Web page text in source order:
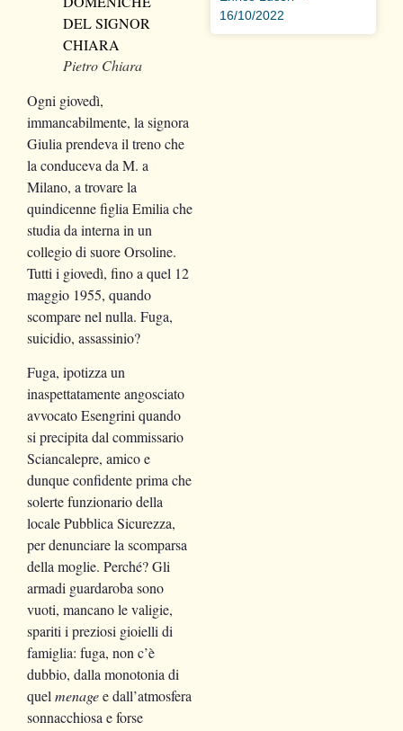
Pietro Chiara
Ogni giovedì,
immancabilmente, la signora
Giulia prendeva il treno che
la conduceva da M. a
Milano, a trovare la
quindicenne figlia Emilia che
studia da interna in un
collegio di suore Orsoline.
Tutti i giovedì, fino a quel 12
maggio 1955, quando
scompare nel nulla. Fuga,
suicidio, assassinio?
Fuga, ipotizza un
inaspettatamente angosciato
avvocato Esengrini quando
si precipita dal commissario
Sciancalepre, amico e
dunque confidente prima che
solerte funzionario della
locale Pubblica Sicurezza,
per denunciare la scomparsa
della moglie. Perché? Gli
armadi guardaroba sono
vuoti, mancano le valigie,
spariti i preziosi gioielli di
famiglia: fuga, non c’è
dubbio, dalla monotonia di
quel menagee dall’atmosfera
sonnacchiosa e forse
16/10/2022